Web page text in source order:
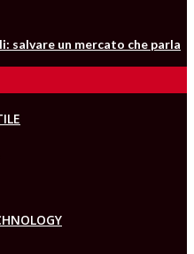
salvare un mercato che parla